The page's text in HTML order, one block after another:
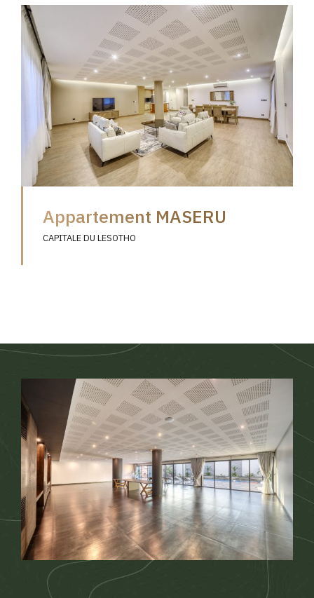
Appartement MASERU
CAPITALE DU LESOTHO